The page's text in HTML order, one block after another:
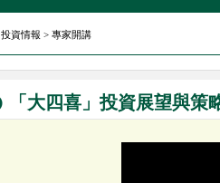
投資情報 > 專家開講
「大四喜」投資展望與策